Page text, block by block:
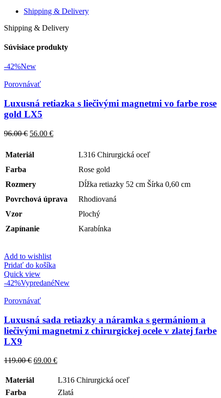
a
magnetmi
chirurgickej
ocele
s
častami
titánu
vo
farbe
gold
Shipping & Delivery
Shipping & Delivery
Súvisiace produkty
-42%New
Porovnávať
Luxusná retiazka s liečivými magnetmi vo farbe rose
gold LX5
96.00€ 56.00 €
Materiál
L316 Chirurgická oceľ
Farba
Rose gold
Rozmery
Dĺžka retiazky 52 cm Šírka 0,60 cm
Povrchová úprava
Rhodiovaná
Vzor
Plochý
Zapínanie
Karabínka
Add to wishlist
Pridať do košíka
Quick view
-42%VypredanéNew
Porovnávať
Luxusná sada retiazky a náramka s germániom a
liečivými magnetmi z chirurgickej ocele v zlatej farbe
LX9
119.00€ 69.00 €
Materiál
L316 Chirurgická oceľ
Farba
Zlatá